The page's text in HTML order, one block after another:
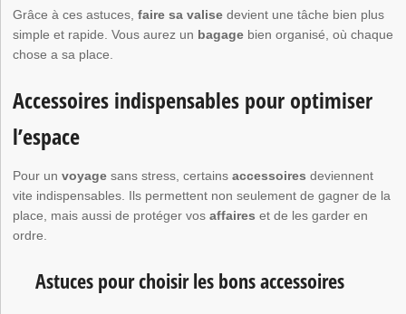
Grâce à ces astuces,faire sa valise devient une tâche bien plus
simple et rapide. Vous aurez un bagage bien organisé, où chaque
chose a sa place.
Accessoires indispensables pour optimiser
l’espace
Pour unvoyage sans stress, certainsaccessoires deviennent
vite indispensables. Ils permettent non seulement de gagner de la
place, mais aussi de protéger vosaffaires et de les garder en
ordre.
Astuces pour choisir les bons accessoires